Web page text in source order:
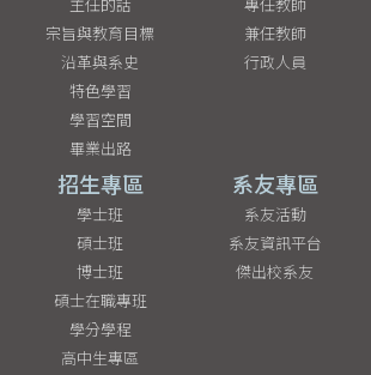
宗旨與教育目標
沿革與系史
特色學習
學習空間
畢業出路
兼任教師
行政人員
招生專區
學士班
碩士班
博士班
碩士在職專班
學分學程
高中生專區
系友專區
系友活動
系友資訊平台
傑出校系友